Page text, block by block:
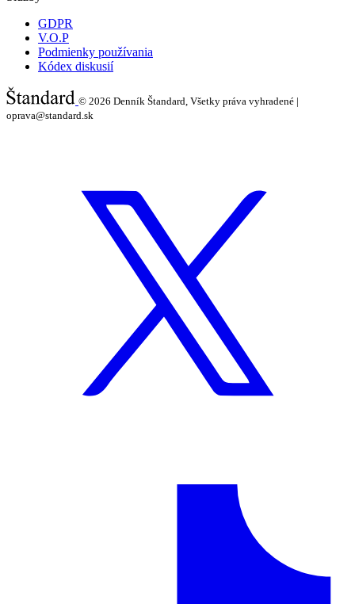
GDPR
V.O.P
Podmienky používania
Kódex diskusií
© 2026 Denník Štandard, Všetky práva vyhradené |
oprava@standard.sk